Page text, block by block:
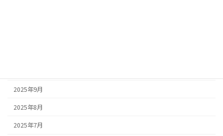
2025年9月
2025年8月
2025年7月